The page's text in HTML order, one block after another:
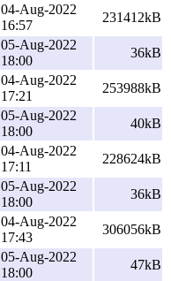
04-Aug-2022
16:57
231412kB
05-Aug-2022
18:00
36kB
04-Aug-2022
17:21
253988kB
05-Aug-2022
18:00
40kB
04-Aug-2022
17:11
228624kB
05-Aug-2022
18:00
36kB
04-Aug-2022
17:43
306056kB
05-Aug-2022
18:00
47kB